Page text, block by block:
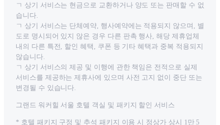
ㄱ 상기 서비스는 현금으로 교환하거나 양도 또는 판매할 수 없
습니다.
ㄱ 상기 서비스는 단체예약, 행사예약에는 적용되지 않으며, 별
도로 명시되어 있지 않은 경우 다른 판촉 행사, 해당 제휴업체
내의 다른 특전, 할인 혜택, 쿠폰 등 기타 혜택과 중복 적용되지
않습니다.
ㄱ 상기 서비스의 제공 및 이행에 관한 책임은 전적으로 실제
서비스를 제공하는 제휴사에 있으며 사전 고지 없이 중단 또는
변경될 수 있습니다.
그랜드 워커힐 서울 호텔 객실 및 패키지 할인 서비스
* 호텔 패키지 구정 및 추석 패키지 이용 시 정상가 상시 1만 5